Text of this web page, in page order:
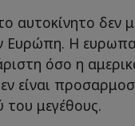
αυτοκίνητο δεν
Ευρώπη. Η
όσο η
είναι
μεγέθους.